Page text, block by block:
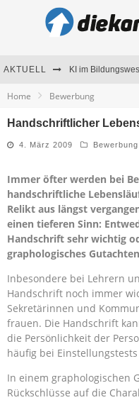
AKTUELL
Home Bewerbung
Handschriftlicher
4. März 2009 Bewerbung
Immer öfter werden bei
handschriftliche
Relikt aus längst
einen tieferen Sinn:
Handschrift sehr wichtig
graphologisches
Inbesondere bei Lehrern
Handschrift noch immer
Sekretärinnen und
frauen. Die Handschrift
die Persönlichkeit der
häufig bei
In einem graphologischen
Rückschlüsse auf die